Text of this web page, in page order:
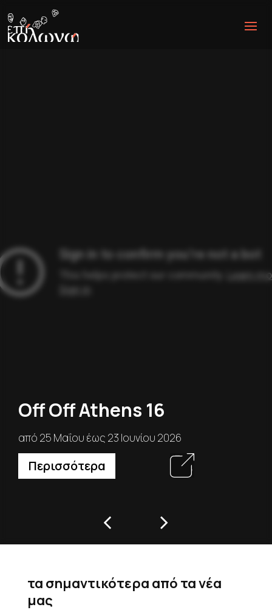
Off Off Athens 16
από 25 Μαΐου έως 23 Ιουνίου 2026
Περισσότερα
τα σημαντικότερα από τα νέα
μας